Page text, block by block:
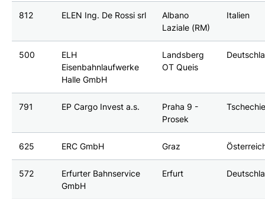
812 ELEN Ing. De Rossi srl
Albano
Laziale (RM)
Italien
500
ELH
Eisenbahnlaufwerke
Halle GmbH
Landsberg
OT Queis
791 EP Cargo Invest a.s.
Praha 9 -
Prosek
625 ERC GmbH Graz
572
Erfurter Bahnservice
GmbH
Erfurt